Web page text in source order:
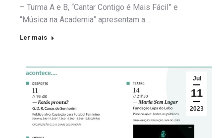
– Turma A e B, “Cantar Contigo é Mais Fácil” e
“Música na Academia” apresentam a…
Ler mais
Jul
11
2023